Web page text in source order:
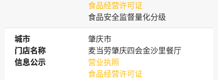
食品经营许可证
食品安全监督量化分级
城市
城市
肇庆市
门店名称
门店名称
麦当劳肇庆四会金沙里餐厅
信息公示
信息公示
营业执照
食品经营许可证